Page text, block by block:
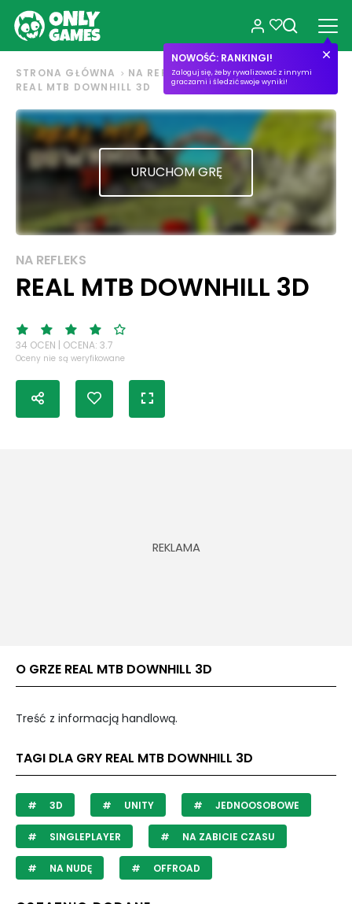
NOWOŚĆ: RANKINGI!
Zaloguj się, żeby rywalizować z innymi
graczami i śledzić swoje wyniki!
STRONA GŁÓWNA
NA REFLEKS
REAL MTB DOWNHILL 3D
URUCHOM GRĘ
NA REFLEKS
REAL MTB DOWNHILL 3D
34 OCEN | OCENA: 3.7
Oceny nie są weryfikowane
O GRZE REAL MTB DOWNHILL 3D
Treść z informacją handlową.
TAGI DLA GRY REAL MTB DOWNHILL 3D
3D UNITY JEDNOOSOBOWE
SINGLEPLAYER NA ZABICIE CZASU
NA NUDĘ OFFROAD